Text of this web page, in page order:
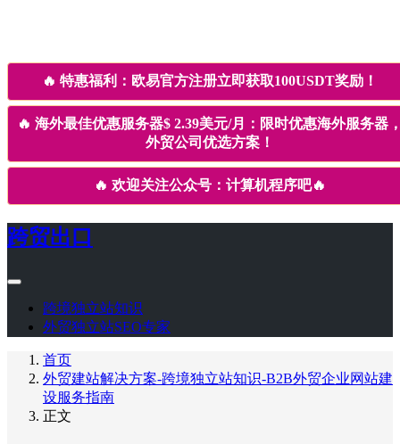
🔥 特惠福利：欧易官方注册立即获取100USDT奖励！
🔥 海外最佳优惠服务器$ 2.39美元/月：限时优惠海外服务器
外贸公司优选方案！
🔥 欢迎关注公众号：计算机程序吧🔥
跨贸出口
跨境独立站知识
外贸独立站SEO专家
首页
外贸建站解决方案-跨境独立站知识-B2B外贸企业网站建
设服务指南
正文